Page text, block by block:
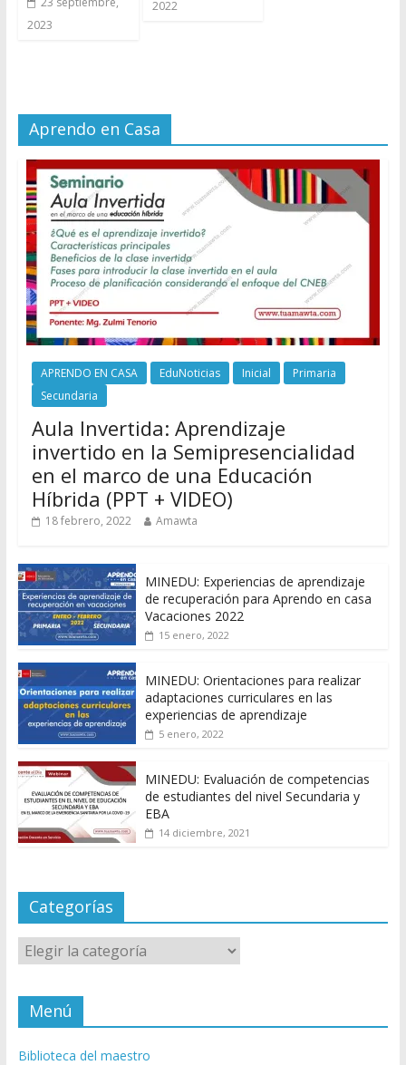
2023
2022
Aprendo en Casa
APRENDO EN CASA EduNoticias Inicial
Primaria
Secundaria
Aula Invertida: Aprendizaje
invertido en la Semipresencialidad
en el marco de una Educación
Híbrida (PPT + VIDEO)
18 febrero, 2022 Amawta
MINEDU: Experiencias de aprendizaje
de recuperación para Aprendo en casa
Vacaciones 2022
15 enero, 2022
MINEDU: Orientaciones para realizar
adaptaciones curriculares en las
experiencias de aprendizaje
5 enero, 2022
MINEDU: Evaluación de competencias
de estudiantes del nivel Secundaria y
EBA
14 diciembre, 2021
Categorías
Categorías
Menú
Biblioteca del maestro